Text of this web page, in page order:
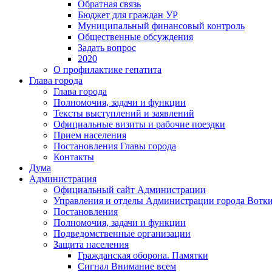
Обратная связь
Бюджет для граждан УР
Муниципальный финансовый контроль
Общественные обсуждения
Задать вопрос
2020
О профилактике гепатита
Глава города
Глава города
Полномочия, задачи и функции
Тексты выступлений и заявлений
Официальные визиты и рабочие поездки
Прием населения
Постановления Главы города
Контакты
Дума
Администрация
Официальный сайт Администрации
Управления и отделы Администрации города
Постановления
Полномочия, задачи и функции
Подведомственные организации
Защита населения
Гражданская оборона. Памятки
Сигнал Внимание всем